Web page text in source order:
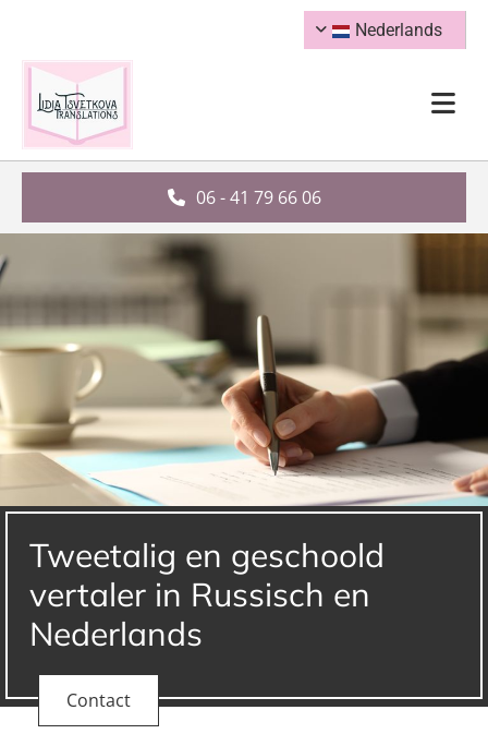
Nederlands
06 - 41 79 66 06
Tweetalig en geschoold
vertaler in Russisch en
Nederlands
Contact